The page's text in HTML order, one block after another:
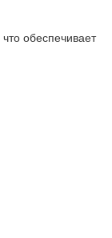
обеспечивает